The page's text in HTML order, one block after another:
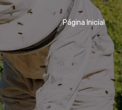
Página Inicial